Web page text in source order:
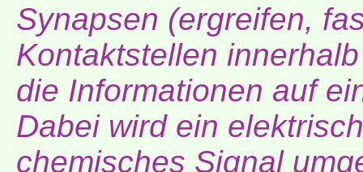
Synapsen (ergreifen,
Kontaktstellen
die Informationen auf
Dabei wird ein
chemisches Signal